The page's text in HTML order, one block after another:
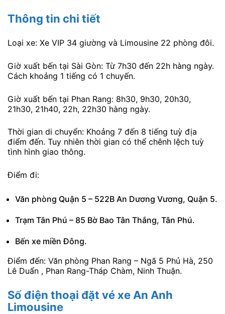
Thông tin chi tiết
Loại xe: Xe VIP 34 giường và Limousine 22 phòng đôi.
Giờ xuất bến tại Sài Gòn: Từ 7h30 đến 22h hàng ngày.
Cách khoảng 1 tiếng có 1 chuyến.
Giờ xuất bến tại Phan Rang: 8h30, 9h30, 20h30,
21h30, 21h40, 22h, 22h30 hàng ngày.
Thời gian di chuyển: Khoảng 7 đến 8 tiếng tuỳ địa
điểm đến. Tuy nhiên thời gian có thể chênh lệch tuỳ
tình hình giao thông.
Điểm đi:
Văn phòng Quận 5 – 522B An Dương Vương, Quận 5.
Trạm Tân Phú – 85 Bờ Bao Tân Thắng, Tân Phú.
Bến xe miền Đông.
Điểm đến: Văn phòng Phan Rang – Ngã 5 Phủ Hà, 250
Lê Duẩn , Phan Rang-Tháp Chàm, Ninh Thuận.
Số điện thoại đặt vé xe An Anh
Limousine